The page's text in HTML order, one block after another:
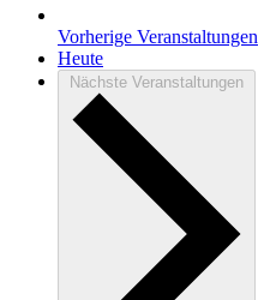
Vorherige Veranstaltungen
Heute
Nächste Veranstaltungen